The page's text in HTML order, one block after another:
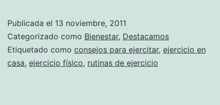
Publicada el 13 noviembre, 2011
Categorizado como Bienestar, Destacamos
Etiquetado como consejos para ejercitar, ejercicio en
casa, ejercicio físico, rutinas de ejercicio